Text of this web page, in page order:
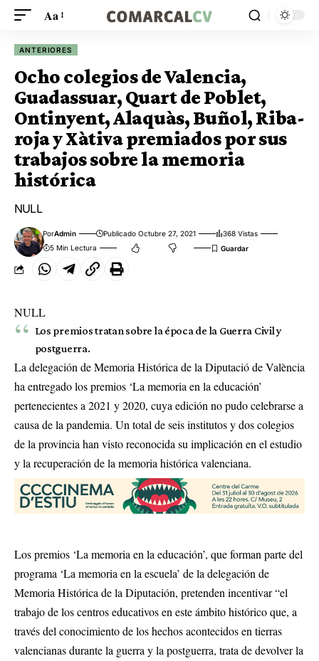
Aa
ANTERIORES
Ocho colegios de Valencia,
Guadassuar, Quart de Poblet,
Ontinyent, Alaquàs, Buñol, Riba-
roja y Xàtiva premiados por sus
trabajos sobre la memoria
histórica
NULL
PorAdmin Publicado Octubre 27, 2021
368 Vistas
5 Min Lectura
NULL
Los premios tratan sobre la época de la Guerra Civil y
postguerra.
La delegación de Memoria Histórica de la Diputació de València
ha entregado los premios ‘La memoria en la educación’
pertenecientes a 2021 y 2020, cuya edición no pudo celebrarse a
causa de la pandemia. Un total de seis institutos y dos colegios
de la provincia han visto reconocida su implicación en el estudio
y la recuperación de la memoria histórica valenciana.
Los premios ‘La memoria en la educación’, que forman parte del
programa ‘La memoria en la escuela’ de la delegación de
Memoria Histórica de la Diputación, pretenden incentivar “el
trabajo de los centros educativos en este ámbito histórico que, a
través del conocimiento de los hechos acontecidos en tierras
valencianas durante la guerra y la postguerra, trata de devolver la